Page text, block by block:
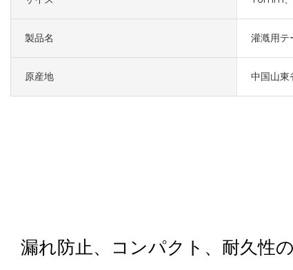
製品名 灌漑用テ
原産地 中国山東
漏れ防止、コンパクト、耐久性